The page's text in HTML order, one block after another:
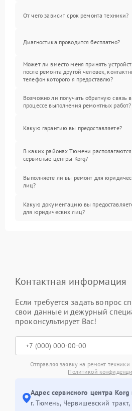
От чего зависит срок ремонта техники?
Диагностика проводится бесплатно?
Может ли вместо меня принять
после ремонта другой человек,
телефон которого я предоставлю?
Возможно ли получать обратную связь в
процессе выполнения ремонтных работ?
Какую гарантию вы предоставляете?
В каких районах Тюмени располагаются
сервисные центры Korg?
Выполняете ли вы ремонт для
лиц?
Какую документацию вы
для юридических лиц?
Контактная информация
Если требуется задать вопрос
свои данные и дежурный
проконсультирует Вас!
Отправляя заявку на ремонт техники
Политикой
Адрес сервисного центра
г. Тюмень, ​Червишевский тракт,